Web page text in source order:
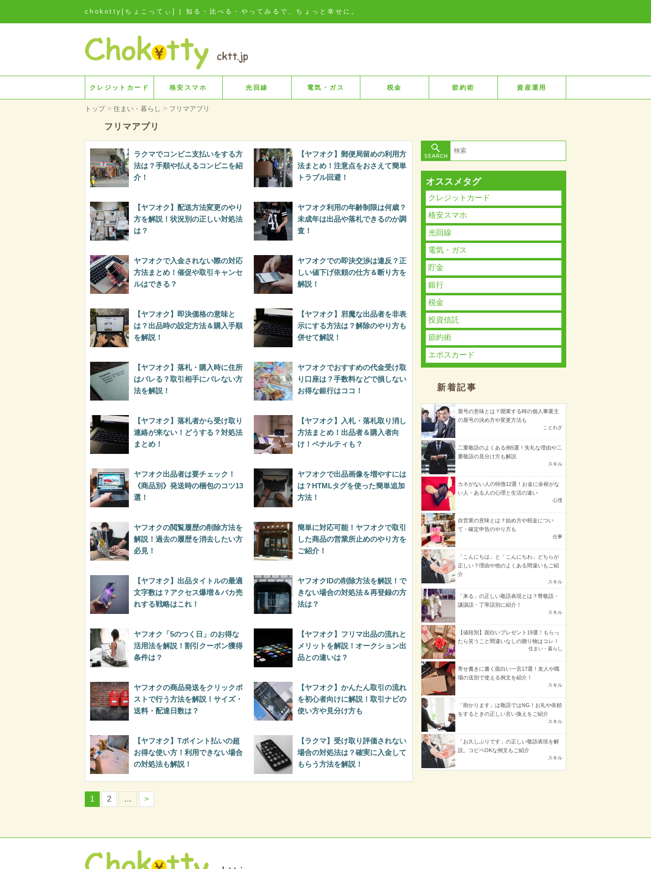
chokotty[ちょこってぃ] | 知る・比べる・やってみるで、ちょっと幸せに。
クレジットカード 格安スマホ 光回線 電気・ガス 税金 節約術 資産運用
トップ > 住まい・暮らし > フリマアプリ
フリマアプリ
ラクマでコンビニ支払いをする方
法は？手順や払えるコンビニを紹
介！
【ヤフオク】郵便局留めの利用方
法まとめ！注意点をおさえて簡単
トラブル回避！
【ヤフオク】配送方法変更のやり
方を解説！状況別の正しい対処法
は？
ヤフオク利用の年齢制限は何歳？
未成年は出品や落札できるのか調
査！
ヤフオクで入金されない際の対応
方法まとめ！催促や取引キャンセ
ルはできる？
ヤフオクでの即決交渉は違反？正
しい値下げ依頼の仕方＆断り方を
解説！
【ヤフオク】即決価格の意味と
は？出品時の設定方法＆購入手順
を解説！
【ヤフオク】邪魔な出品者を非表
示にする方法は？解除のやり方も
併せて解説！
【ヤフオク】落札・購入時に住所
はバレる？取引相手にバレない方
法を解説！
ヤフオクでおすすめの代金受け取
り口座は？手数料などで損しない
お得な銀行はココ！
【ヤフオク】落札者から受け取り
連絡が来ない！どうする？対処法
まとめ！
【ヤフオク】入札・落札取り消し
方法まとめ！出品者＆購入者向
け！ペナルティも？
ヤフオク出品者は要チェック！
《商品別》発送時の梱包のコツ13
選！
ヤフオクで出品画像を増やすには
は？HTMLタグを使った簡単追加
方法！
ヤフオクの閲覧履歴の削除方法を
解説！過去の履歴を消去したい方
必見！
簡単に対応可能！ヤフオクで取引
した商品の営業所止めのやり方を
ご紹介！
【ヤフオク】出品タイトルの最適
文字数は？アクセス爆増＆バカ売
れする戦略はこれ！
ヤフオクIDの削除方法を解説！で
きない場合の対処法＆再登録の方
法は？
ヤフオク「5のつく日」のお得な
活用法を解説！割引クーポン獲得
条件は？
【ヤフオク】フリマ出品の流れと
メリットを解説！オークション出
品との違いは？
ヤフオクの商品発送をクリックポ
ストで行う方法を解説！サイズ・
送料・配達日数は？
【ヤフオク】かんたん取引の流れ
を初心者向けに解説！取引ナビの
使い方や見分け方も
【ヤフオク】Tポイント払いの超
お得な使い方！利用できない場合
の対処法も解説！
【ラクマ】受け取り評価されない
場合の対処法は？確実に入金して
もらう方法を解説！
1 2 … >
オススメタグ
クレジットカード
格安スマホ
光回線
電気・ガス
貯金
銀行
税金
投資信託
節約術
エポスカード
新着記事
屋号の意味とは？開業する時の個人事業主
の屋号の決め方や変更方法も
ことわざ
二重敬語のよくある例5選！失礼な理由や二
重敬語の見分け方も解説
スキル
カネがない人の特徴12選！お金に余裕がな
い人・ある人の心理と生活の違い
心理
自営業の意味とは？始め方や税金につい
て・確定申告のやり方も
仕事
「こんにちは」と「こんにちわ」どちらが
正しい？理由や他のよくある間違いもご紹
介
スキル
「来る」の正しい敬語表現とは？尊敬語・
謙譲語・丁寧語別に紹介！
スキル
【値段別】面白いプレゼント19選！もらっ
たら笑うこと間違いなしの贈り物はコレ！
住まい・暮らし
寄せ書きに書く面白い一言17選！友人や職
場の送別で使える例文を紹介！
スキル
「助かります」は敬語ではNG！お礼や依頼
をするときの正しい言い換えをご紹介
スキル
「お久しぶりです」の正しい敬語表現を解
説。コピペOKな例文もご紹介
スキル